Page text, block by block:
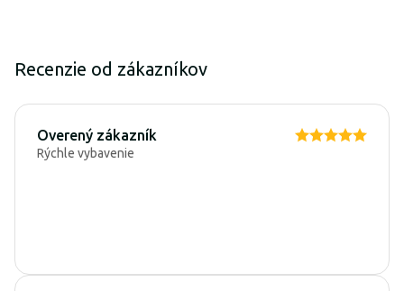
Recenzie od zákazníkov
Overený zákazník
Rýchle vybavenie